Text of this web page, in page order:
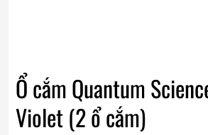
Ổ cắm Quantum
Violet (2 ổ cắm)